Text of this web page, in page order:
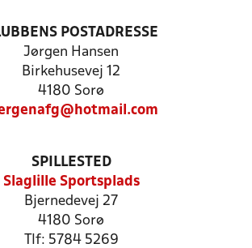
POSTADRESSE
Jørgen Hansen
Birkehusevej 12
4180 Sorø
SPILLESTED
Slaglille Sportsplads
Bjernedevej 27
4180 Sorø
Tlf: 5784 5269